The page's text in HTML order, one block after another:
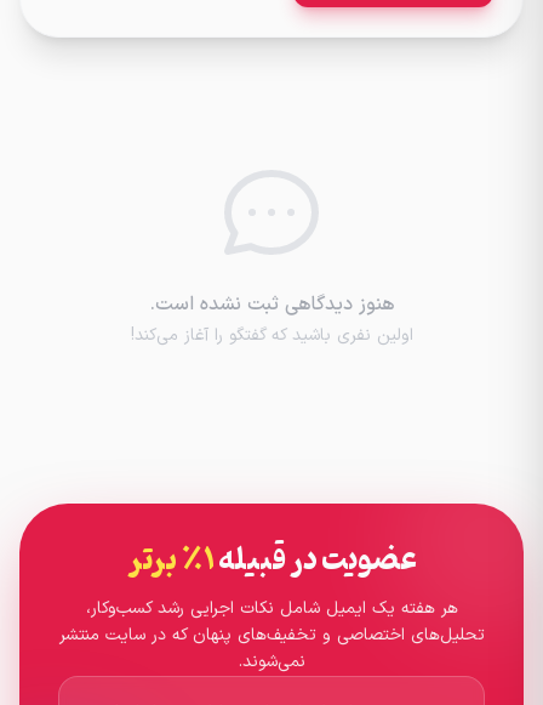
هنوز دیدگاهی ثبت نشده است.
اولین نفری باشید که گفتگو را آغاز می‌کند!
عضویت در قبیله۱٪ برتر
هر هفته یک ایمیل شامل نکات اجرایی رشد کسب‌وکار،
تحلیل‌های اختصاصی و تخفیف‌های پنهان که در سایت منتشر
نمی‌شوند.